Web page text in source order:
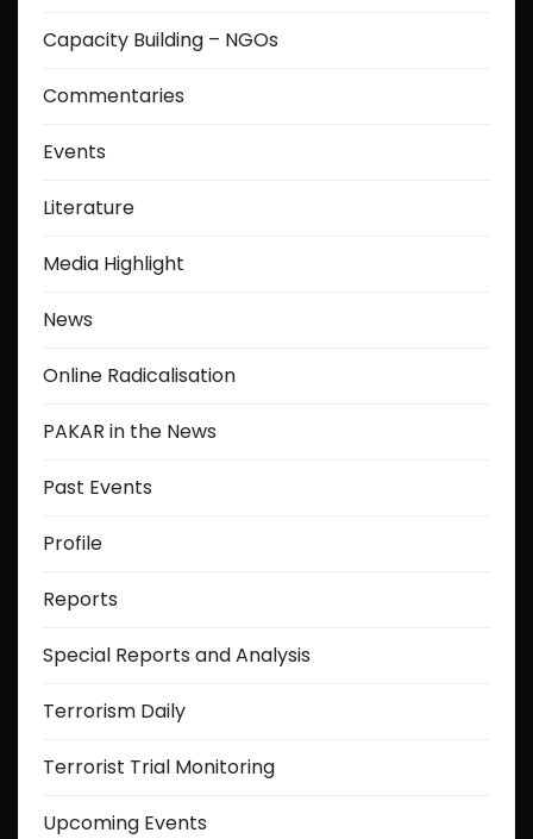
Capacity Building – NGOs
Commentaries
Events
Literature
Media Highlight
News
Online Radicalisation
PAKAR in the News
Past Events
Profile
Reports
Special Reports and Analysis
Terrorism Daily
Terrorist Trial Monitoring
Upcoming Events